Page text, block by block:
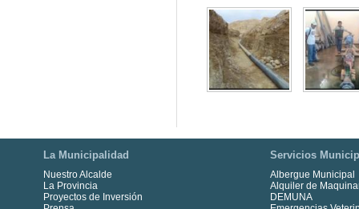
La Municipalidad
Nuestro Alcalde
La Provincia
Proyectos de Inversión
Servicios
Albergue Municipal
Alquiler de
DEMUNA